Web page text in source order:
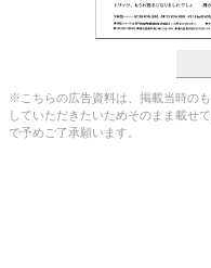
※こちらの広告資料は、掲載当時の
していただきたいためそのまま載せ
で予めご了承願います。